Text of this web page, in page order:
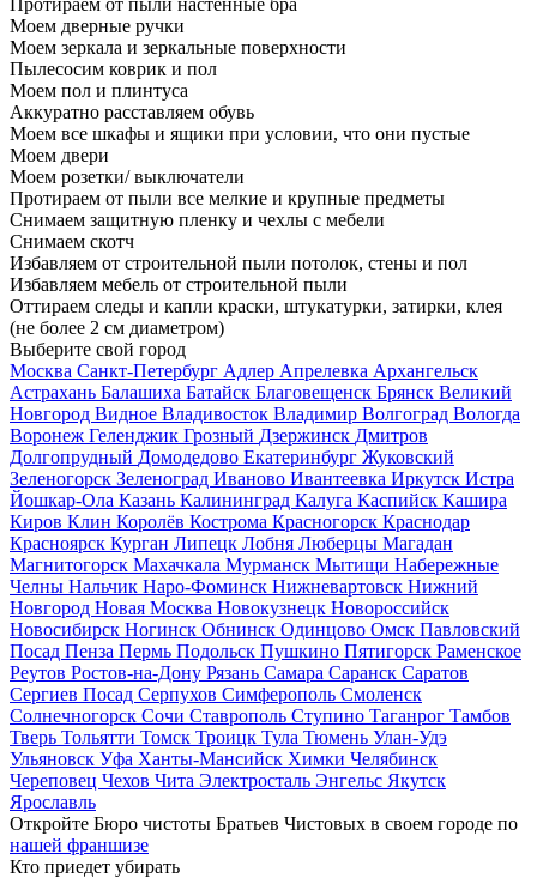
Протираем от пыли настенные бра
Моем дверные ручки
Моем зеркала и зеркальные поверхности
Пылесосим коврик и пол
Моем пол и плинтуса
Аккуратно расставляем обувь
Моем все шкафы и ящики при условии, что они пустые
Моем двери
Моем розетки/ выключатели
Протираем от пыли все мелкие и крупные предметы
Снимаем защитную пленку и чехлы с мебели
Снимаем скотч
Избавляем от строительной пыли потолок, стены и пол
Избавляем мебель от строительной пыли
Оттираем следы и капли краски, штукатурки, затирки, клея
(не более 2 см диаметром)
Выберите свой город
Москва Санкт-Петербург Адлер Апрелевка Архангельск
Астрахань Балашиха Батайск Благовещенск Брянск Великий
Новгород Видное Владивосток Владимир Волгоград Вологда
Воронеж Геленджик Грозный Дзержинск Дмитров
Долгопрудный Домодедово Екатеринбург Жуковский
Зеленогорск Зеленоград Иваново Ивантеевка Иркутск Истра
Йошкар-Ола Казань Калининград Калуга Каспийск Кашира
Киров Клин Королёв Кострома Красногорск Краснодар
Красноярск Курган Липецк Лобня Люберцы Магадан
Магнитогорск Махачкала Мурманск Мытищи Набережные
Челны Нальчик Наро-Фоминск Нижневартовск Нижний
Новгород Новая Москва Новокузнецк Новороссийск
Новосибирск Ногинск Обнинск Одинцово Омск Павловский
Посад Пенза Пермь Подольск Пушкино Пятигорск Раменское
Реутов Ростов-на-Дону Рязань Самара Саранск Саратов
Сергиев Посад Серпухов Симферополь Смоленск
Солнечногорск Сочи Ставрополь Ступино Таганрог Тамбов
Тверь Тольятти Томск Троицк Тула Тюмень Улан-Удэ
Ульяновск Уфа Ханты-Мансийск Химки Челябинск
Череповец Чехов Чита Электросталь Энгельс Якутск
Ярославль
Откройте Бюро чистоты Братьев Чистовых в своем городе по
нашей франшизе
Кто приедет убирать